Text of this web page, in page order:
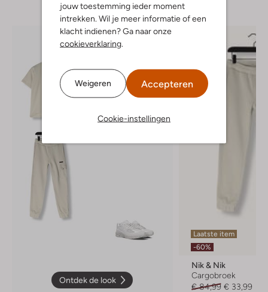
jouw toestemming ieder moment
intrekken. Wil je meer informatie of een
klacht indienen? Ga naar onze
cookieverklaring
Weigeren Accepteren
Cookie-instellingen
Ontdek de look
Laatste item
-60%
Nik & Nik
Cargobroek
€ 84,99 € 33,99